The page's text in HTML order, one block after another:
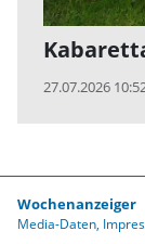
27.07.2026
Wochenanzeiger
Media-Daten